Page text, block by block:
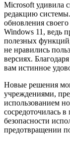
Microsoft удивила
редакцию системы.
обновления
Windows 11, ведь
полезных
не нравились
версиях.
вам истинное
Новые решения
учреждениями,
использованием
сосредоточилась
безопасности
предотвращении